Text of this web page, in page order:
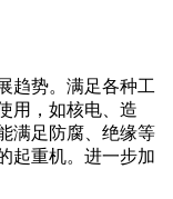
趋势。满足各种工
用，如核电、造
满足防腐、绝缘等
起重机。进一步加